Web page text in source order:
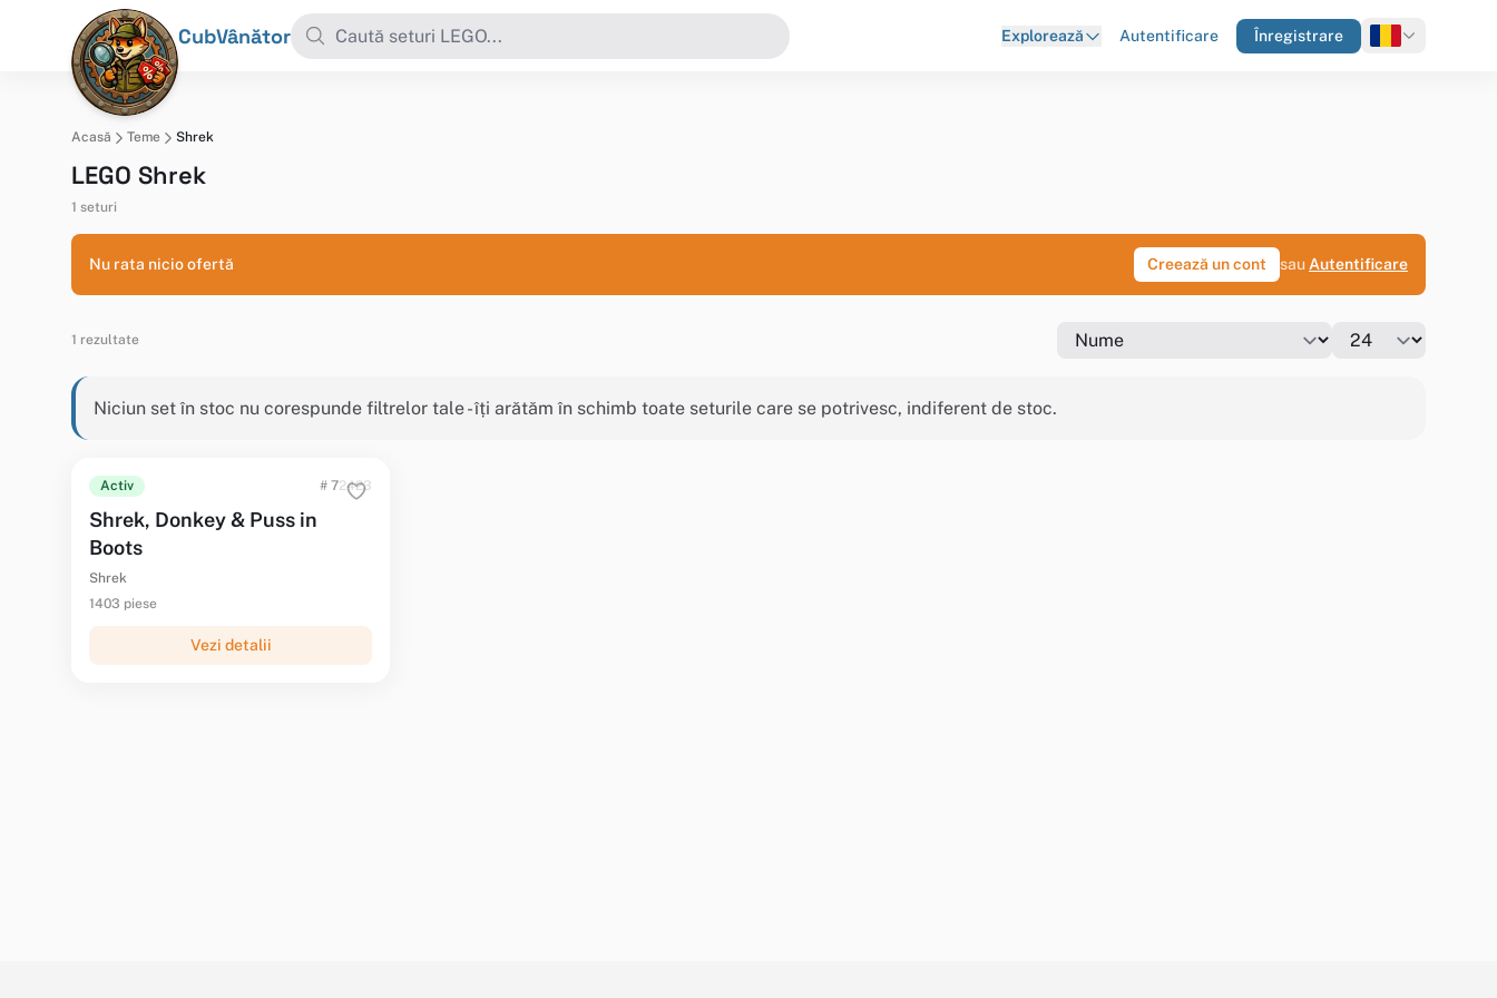
CubVânător Explorează Autentificare Înregistrare
Acasă Teme Shrek
LEGO Shrek
1 seturi
Nu rata nicio ofertă Creează un cont sau Autentificare
1 rezultate
Niciun set în stoc nu corespunde filtrelor tale - îți arătăm în schimb toate seturile care se potrivesc, indiferent de stoc.
Activ # 72423
Shrek, Donkey & Puss in
Boots
Shrek
1403 piese
Vezi detalii